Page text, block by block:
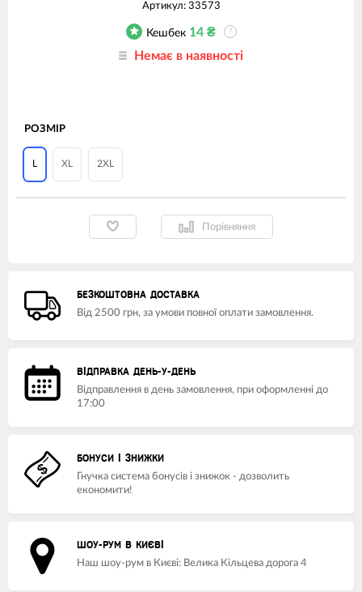
Артикул: 33573
Кешбек 14₴ ?
Немає в наявності
РОЗМІР
L XL 2XL
Порівняння
БЕЗКОШТОВНА ДОСТАВКА
Від 2500 грн, за умови повної оплати замовлення.
ВІДПРАВКА ДЕНЬ-У-ДЕНЬ
Відправлення в день замовлення, при оформленні до
17:00
БОНУСИ І ЗНИЖКИ
Гнучка система бонусів і знижок - дозволить
економити!
ШОУ-РУМ В КИЄВІ
Наш шоу-рум в Києві: Велика Кільцева дорога 4